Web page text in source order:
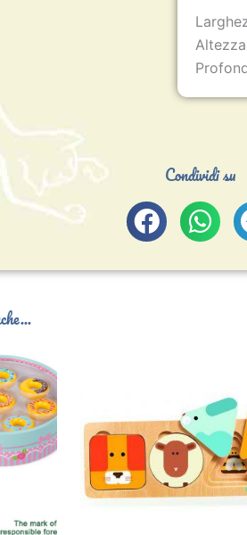
Condividi su